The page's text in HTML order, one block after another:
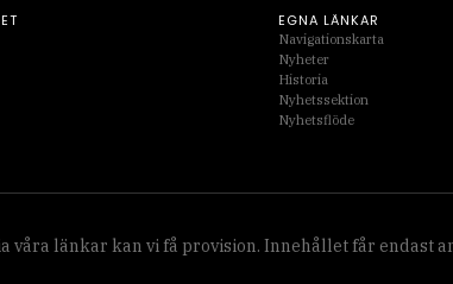
våra länkar kan vi få provision. Innehållet får endast
EGNA LÄNKAR
Navigationskarta
Nyheter
Historia
Nyhetssektion
Nyhetsflöde